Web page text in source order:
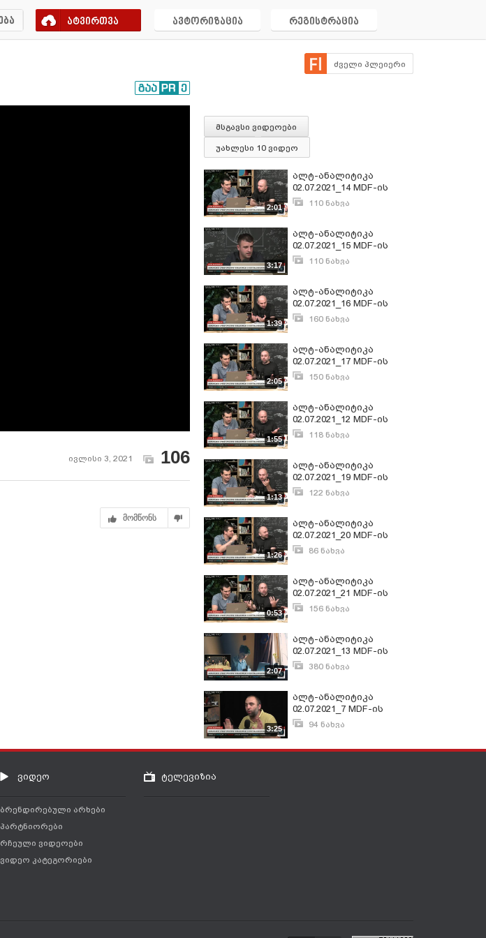
ატვირთვა ავტორიზაცია რეგისტრაცია
ძველი პლეიერი
ივლისი 3, 2021 106
მომწონს
მსგავსი ვიდეოები
უახლესი 10 ვიდეო
2:01
ალტ-ანალიტიკა
02.07.2021_14 MDF-ის
მედია მონიტორინგი
110 ნახვა
3:17
ალტ-ანალიტიკა
02.07.2021_15 MDF-ის
მედია მონიტორინგი
110 ნახვა
1:39
ალტ-ანალიტიკა
02.07.2021_16 MDF-ის
მედია მონიტორინგი
160 ნახვა
2:05
ალტ-ანალიტიკა
02.07.2021_17 MDF-ის
მედია მონიტორინგი
150 ნახვა
1:55
ალტ-ანალიტიკა
02.07.2021_12 MDF-ის
მედია მონიტორინგი
118 ნახვა
1:13
ალტ-ანალიტიკა
02.07.2021_19 MDF-ის
მედია მონიტორინგი
122 ნახვა
1:26
ალტ-ანალიტიკა
02.07.2021_20 MDF-ის
მედია მონიტორინგი
86 ნახვა
0:53
ალტ-ანალიტიკა
02.07.2021_21 MDF-ის
მედია მონიტორინგი
156 ნახვა
2:07
ალტ-ანალიტიკა
02.07.2021_13 MDF-ის
მედია მონიტორინგი
380 ნახვა
3:25
ალტ-ანალიტიკა
02.07.2021_7 MDF-ის
მედია მონიტორინგი
94 ნახვა
ვიდეო
ბრენდირებული არხები
პარტნიორები
რჩეული ვიდეოები
ვიდეო კატეგორიები
ტელევიზია